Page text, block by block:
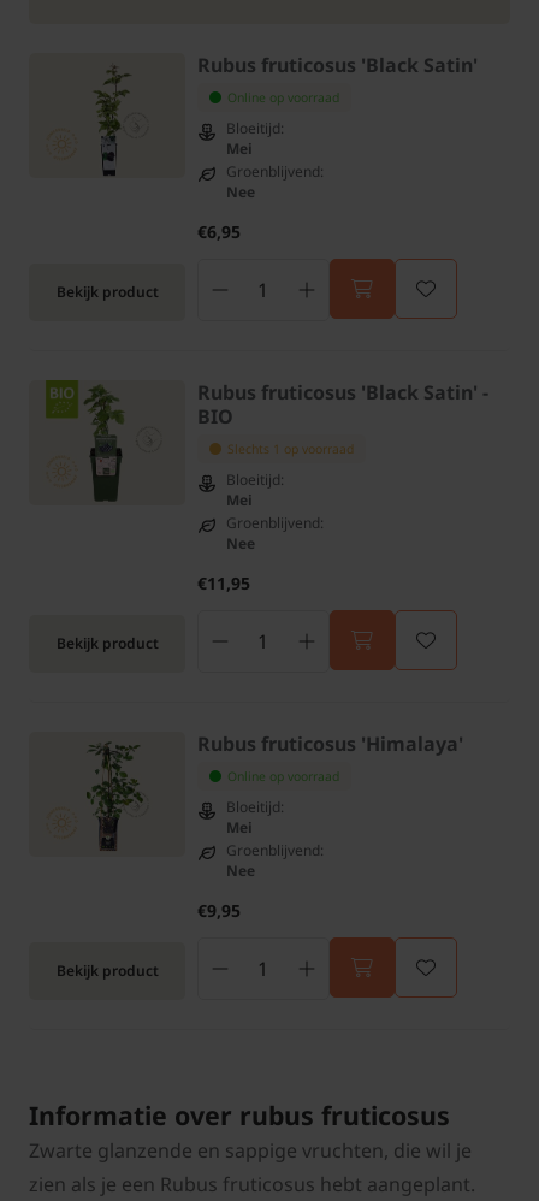
Bekijk product
Rubus fruticosus 'Black Satin'
Online op voorraad
Bloeitijd:
Mei
Groenblijvend:
Nee
€6,95
Bekijk product
Rubus fruticosus 'Black Satin' -
BIO
Slechts 1 op voorraad
Bloeitijd:
Mei
Groenblijvend:
Nee
€11,95
Bekijk product
Rubus fruticosus 'Himalaya'
Online op voorraad
Bloeitijd:
Mei
Groenblijvend:
Nee
€9,95
Informatie over rubus fruticosus
Zwarte glanzende en sappige vruchten, die wil je
zien als je een Rubus fruticosus hebt aangeplant.